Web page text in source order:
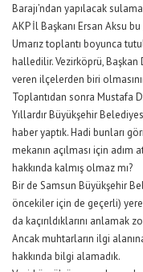
Barajı’ndan yapılacak
AKP İl Başkanı Ersan Aksu
Umarız toplantı boyunca
halledilir. Vezirköprü, Başkan
veren ilçelerden biri
Toplantıdan sonra Mustafa
Yıllardır Büyükşehir
haber yaptık. Hadi bunları
mekanın açılması için adım
hakkında kalmış olmaz mı?
Bir de Samsun Büyükşehir
öncekiler için de geçerli)
da kaçırıldıklarını anlamak
Ancak muhtarların ilgi
hakkında bilgi alamadık.